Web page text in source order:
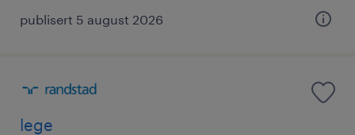
publisert 5 august 2026
lege